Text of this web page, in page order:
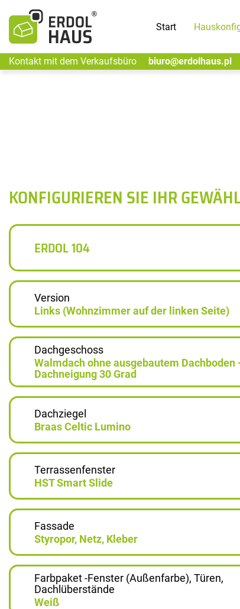
Start
Kontakt mit dem Verkaufsbüro biuro@erdolhaus.pl
KONFIGURIEREN SIE IHR
ERDOL 104
Version
Links (Wohnzimmer auf der linken Seite)
Dachgeschoss
Walmdach ohne ausgebautem Dachboden
Dachneigung 30 Grad
Dachziegel
Braas Celtic Lumino
Terrassenfenster
HST Smart Slide
Fassade
Styropor, Netz, Kleber
Farbpaket -Fenster (Außenfarbe), Türen,
Dachlüberstände
Weiß